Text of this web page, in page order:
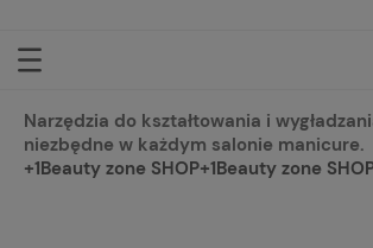
Narzędzia do kształtowania i
niezbędne w każdym salonie manicure.
Beauty zone SHOP
+1 Beauty zone
+1